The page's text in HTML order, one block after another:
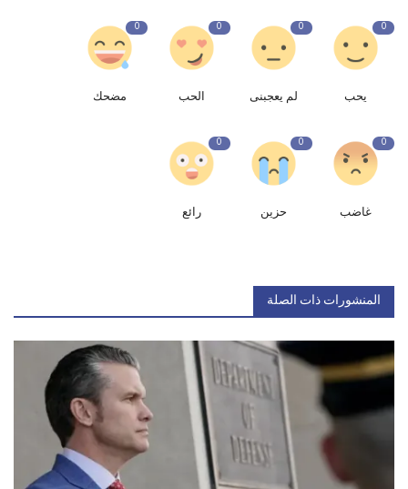
0
يحب
0
لم يعجبنى
0
الحب
0
مضحك
0
غاضب
0
حزين
0
رائع
المنشورات ذات الصلة